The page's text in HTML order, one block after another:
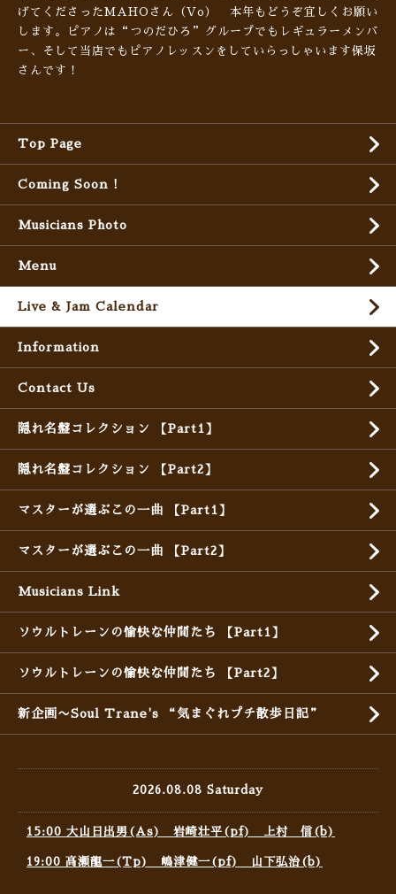
げてくださったMAHOさん（Vo） 本年もどうぞ宜しくお願い
します。ピアノは“つのだひろ”グループでもレギュラーメンバ
ー、そして当店でもピアノレッスンをしていらっしゃいます保坂
さんです！
Top Page
Coming Soon !
Musicians Photo
Menu
Live & Jam Calendar
Information
Contact Us
隠れ名盤コレクション 【Part1】
隠れ名盤コレクション 【Part2】
マスターが選ぶこの一曲 【Part1】
マスターが選ぶこの一曲 【Part2】
Musicians Link
ソウルトレーンの愉快な仲間たち 【Part1】
ソウルトレーンの愉快な仲間たち 【Part2】
新企画〜Soul Trane's “気まぐれプチ散歩日記”
2026.08.08 Saturday
15:00 大山日出男(As) 岩崎壮平(pf) 上村 信(b)
19:00 高瀬龍一(Tp) 嶋津健一(pf) 山下弘治(b)